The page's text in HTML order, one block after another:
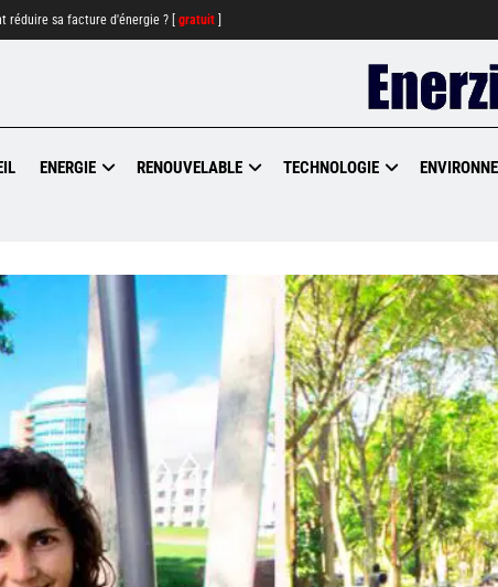
réduire sa facture d'énergie ? [ gratuit
ENERGIE RENOUVELABLE TECHNOLOGIE